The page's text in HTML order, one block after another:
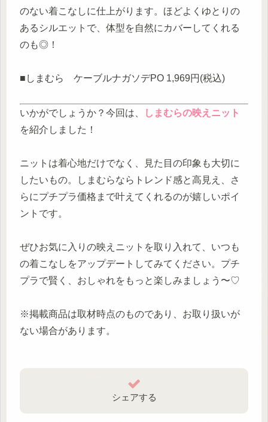
のない着こなしに仕上がります。ほどよくゆとりの
あるシルエットで、体型を自然にカバーしてくれる
のも◎！
■しまむら ケーブルナガソデPO 1,969円(税込)
いかがでしょうか？今回は、
しまむらの映えニット
を紹介しました！
ニットは着心地だけでなく、見た目の印象も大切に
したいもの。しまむらならトレンド感と高見え、さ
らにプチプラ価格まで叶えてくれるのが嬉しいポイ
ントです。
ぜひお気に入りの映えニットを取り入れて、いつも
の着こなしをアップデートしてみてください。プチ
プラで賢く、おしゃれをもっと楽しみましょう〜♡
※掲載商品は取材時点のものであり、お取り扱いが
ない場合があります。
シェアする